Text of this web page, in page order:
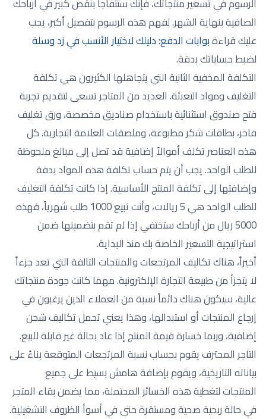
الصافية بنهاية الشهر. لفهم هذه الرسوم بتفصيل أكبر، يجب
عليك قراءةبوابات الدفع: دليلك لاختيار الأنسب في زد وسلة
لضبط حساباتك بدقة.
التكلفة المخفية الثانية التي يتجاهلها الكثيرون هي تكلفة
التغليف ومواد التعبئة. العديد من المتاجر تسعى لتقديم تجربة
فتح صندوق استثنائية باستخدام صناديق مخصصة، ورق تغليف
فاخر، بطاقات شكر مطبوعة، وملصقات العلامة التجارية. كل
هذه العناصر تكلف أموالاً إضافية قد تصل إلى مبالغ ملحوظة
للطلب الواحد. يجب أن يتم حساب تكلفة هذه المواد بدقة
وإضافتها إلى تكلفة المنتج الأساسية. إذا كانت تكلفة التغليف
للطلب الواحد هي 5 ريالات، وأنت تبيع 1000 طلب شهرياً، فهذه
5000 ريال من أرباحك ستختفي إذا لم تقم بتضمينها ضمن
استراتيجية التسعير الخاصة بك منذ البداية.
أخيراً، هناك تكاليف المرتجعات والمنتجات التالفة التي تعد جزءاً
لا يتجزأ من طبيعة التجارة الإلكترونية. مهما كانت جودة منتجاتك
عالية، سيكون هناك دائماً نسبة من العملاء الذين يرغبون في
إرجاع المنتجات أو استبدالها، وهذا يعني تحمل تكاليف شحن
إضافية، وربما خسارة قيمة المنتج إذا عاد بحالة غير قابلة للبيع.
التاجر المحترف يقوم بحساب نسبة المرتجعات المتوقعة بناءً على
بياناته التاريخية، ويقوم بإضافة هامش بسيط على جميع
المنتجات لتغطية هذه الخسائر المحتملة، مما يضمن بقاء المتجر
في حالة ربحية صحية ومستقرة حتى في أسوأ الظروف التشغيلية.